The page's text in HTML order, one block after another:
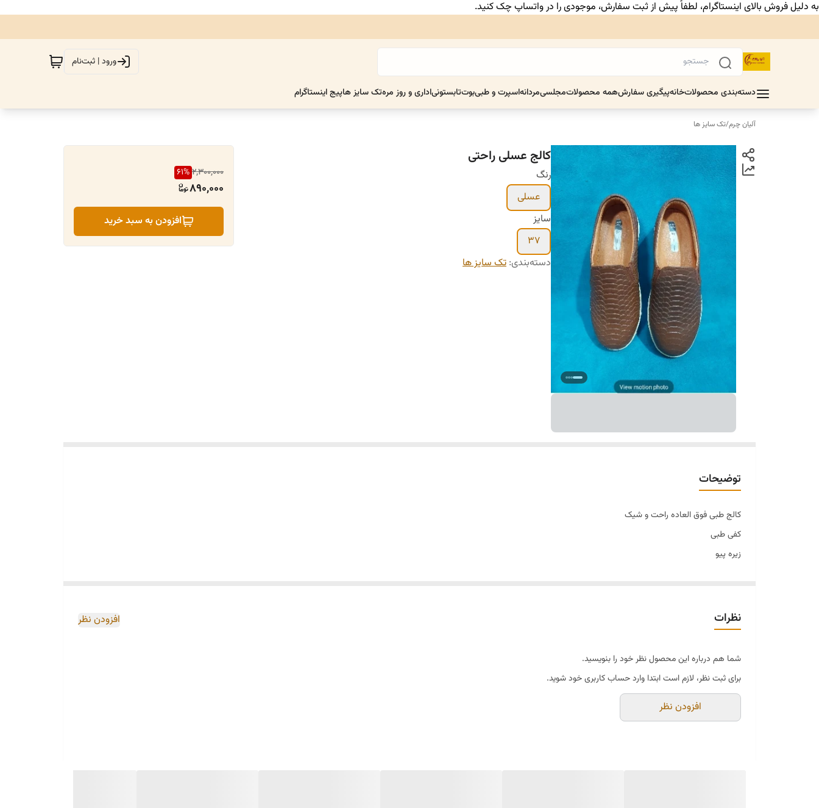
به دلیل فروش بالای اینستاگرام، لطفاً پیش از ثبت سفارش، موجودی را در واتساپ چک کنید.
ورود | ثبت‌نام
دسته‌بندی محصولاتخانهپیگیری سفارشهمه محصولاتمجلسیمردانهاسپرت و طبیبوتتابستونیاداری و روز مرهتک سایز هاپیج اینستاگرام
آلیان چرم/تک سایز ها
کالج عسلی راحتی
رنگ
عسلی
سایز
۳۷
دسته‌بندی: تک سایز ها
2,300,000
61%
890,000
افزودن به سبد خرید
توضیحات
کالج طبی فوق العاده راحت و شیک
کفی طبی
زیره پیو
نظرات افزودن نظر
شما هم درباره این محصول نظر خود را بنویسید.
برای ثبت نظر، لازم است ابتدا وارد حساب کاربری خود شوید.
افزودن نظر